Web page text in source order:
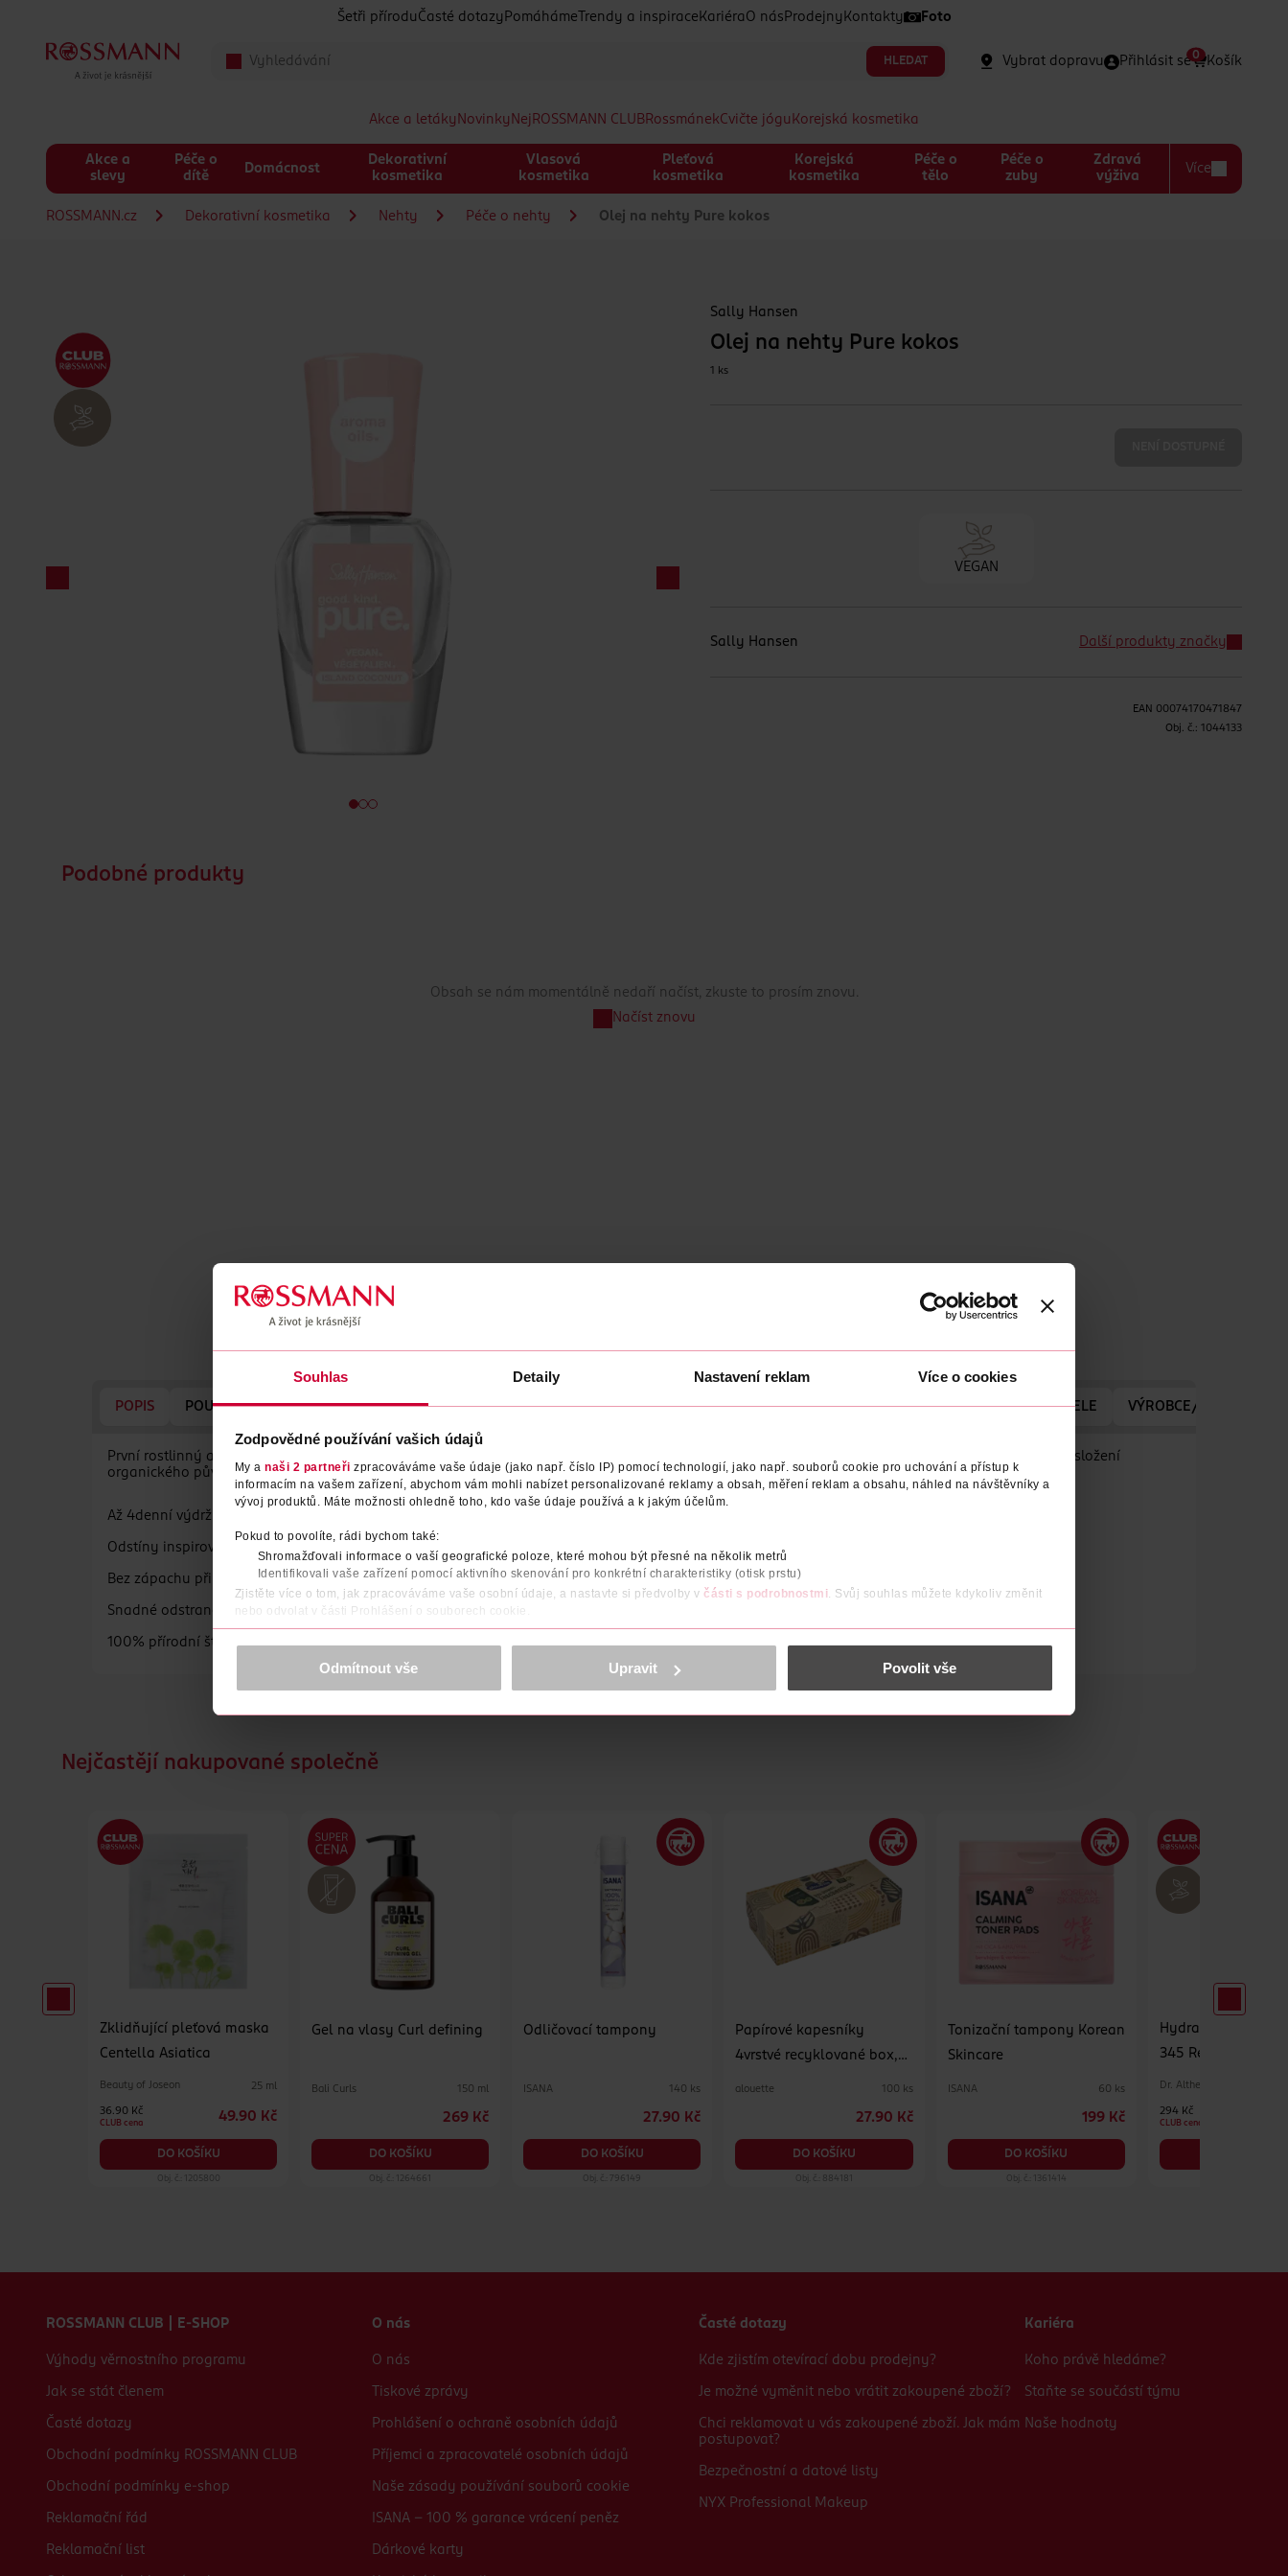
Souhlas Detaily Nastavení reklam Více o cookies
Zodpovědné používání vašich údajů
My a naši 2 partneři zpracováváme vaše údaje (jako např. číslo IP) pomocí technologií, jako např. souborů cookie pro uchování a přístup k
informacím na vašem zařízení, abychom vám mohli nabízet personalizované reklamy a obsah, měření reklam a obsahu, náhled na návštěvníky a
vývoj produktů. Máte možnosti ohledně toho, kdo vaše údaje používá a k jakým účelům.
Pokud to povolíte, rádi bychom také:
Shromažďovali informace o vaší geografické poloze, které mohou být přesné na několik metrů
Identifikovali vaše zařízení pomocí aktivního skenování pro konkrétní charakteristiky (otisk prstu)
Zjistěte více o tom, jak zpracováváme vaše osobní údaje, a nastavte si předvolby v části s podrobnostmi . Svůj souhlas můžete kdykoliv změnit
nebo odvolat v části Prohlášení o souborech cookie.
K provozu stránek, personalizaci obsahu a reklam, funkcí sociálních médií, analýze návštěvnosti, které mohou nést osobní údaje.
prohlášení o ochraně osobních údajů.
Děkujeme za pochopení. >více o cookies<
Odmítnout vše Upravit Povolit vše
Šetři přírodu Časté dotazy Pomáháme Trendy a inspirace Kariéra O nás Prodejny Kontakty Foto
HLEDAT Vybrat dopravu Přihlásit se Košík
0
Akce a letáky Novinky Nej ROSSMANN CLUBRossmánekCvičte jógu Korejská kosmetika
Akce a
slevy
Péče o
dítě
Domácnost
Dekorativní
kosmetika
Vlasová
kosmetika
Pleťová
kosmetika
Korejská
kosmetika
Péče o
tělo
Péče o
zuby
Zdravá
výživa
Více
ROSSMANN.cz Dekorativní kosmetika Nehty Péče o nehty Olej na nehty Pure kokos
Sally Hansen
Olej na nehty Pure kokos
1 ks
VEGAN
Sally Hansen Další produkty značky
EAN 00074170471847
Obj. č.: 1044133
Podobné produkty
Obsah se nám momentálně nedaří načíst, zkuste to prosím znovu.
Načíst znovu
POPIS POUŽITÍ SLOŽENÍ EFEKT PEČUJÍCÍ ÚČINEK POČET NÁZEV VÝROBCE/DODAVATELE ADRESA VÝROBCE/DODAVATELE VÝROBCE/DODAVATEL
První rostlinný a 100% veganský lak pro eco-chic spotřebitelky, které hledají zdravé a bezpečné kosmetické výrobky (25 – 45 let). Výjimečně šetrné složení
organického původu bez agresivních složek a rozpouštědel. Syté a pečující barvy s vysoce lesklým vrchním lakem. Bezstarostný 1krokový systém.
Až 4denní výdrž
Odstíny inspirované přírodou
Bez zápachu při aplikaci
Snadné odstranění
100% přírodní štěteček
Nejčastějí nakupované společně
Zklidňující pleťová maska
Centella Asiatica
Beauty of Joseon 25 ml
36.90 Kč
CLUB cena 49.90 Kč
DO KOŠÍKU
Obj. č.: 1205800
Gel na vlasy Curl defining
Bali Curls 150 ml
269 Kč
DO KOŠÍKU
Obj. č.: 1264661
Odličovací tampony
ISANA 140 ks
27.90 Kč
DO KOŠÍKU
Obj. č.: 796149
Papírové kapesníky
4vrstvé recyklované box,
alouette 100 ks
27.90 Kč
DO KOŠÍKU
Obj. č.: 884181
Tonizační tampony Korean
Skincare
ISANA 60 ks
199 Kč
DO KOŠÍKU
Obj. č.: 1361414
Hydratační
345 Relief Cream
Dr. Althea
294 Kč
CLUB cena
ROSSMANN CLUB | E-SHOP
Výhody věrnostního programu
Jak se stát členem
Časté dotazy
Obchodní podmínky ROSSMANN CLUB
Obchodní podmínky e-shop
Reklamační řád
Reklamační list
O nás
O nás
Tiskové zprávy
Prohlášení o ochraně osobních údajů
Příjemci a zpracovatelé osobních údajů
Naše zásady používání souborů cookie
ISANA - 100 % garance vrácení peněz
Dárkové karty
Časté dotazy
Kde zjistím otevírací dobu prodejny?
Je možné vyměnit nebo vrátit zakoupené zboží?
Chci reklamovat u vás zakoupené zboží. Jak mám
postupovat?
Bezpečnostní a datové listy
NYX Professional Makeup
Kariéra
Koho právě hledáme?
Staňte se součástí týmu
Naše hodnoty